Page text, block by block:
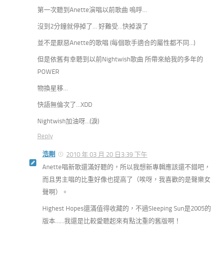
第一次聽到Anette演唱以前歌曲 嗚呼…
沒到2分鐘就停掉了… 好難受…快掉淚了
並不是厭惡Anette的歌唱 (每個歌手適合的屬性都不同…)
但是依舊有幸聽到以前Nightwish歌曲 所帶來給我的多年的
POWER
物換星移…
快語無倫次了…XDD
Nightwish加油呀…(淚)
Reply
浩剛
2010 年 03 月 20 日3:39 下午
Anette唱新歌還滿好聽的，所以我想新專輯應該還不錯吧，
而且男主唱的比重好像也提高了（唉呀，我喜歡的是聲樂女
聲啊）。
Highest Hopes還滿值得收藏的，不過Sleeping Sun是2005的
版本……我還是比較愛聽起來有點沈重的舊版啊！